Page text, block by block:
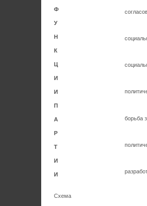
Ф
У
Н
К
Ц
И
И
П
А
Р
Т
И
И
борьба
Схема